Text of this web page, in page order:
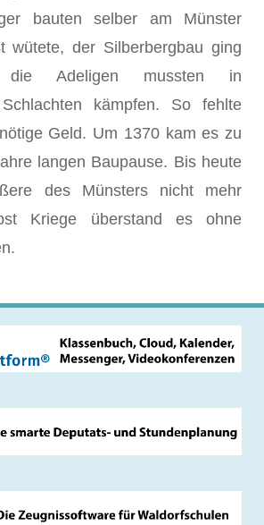
bauten selber am Münster
wütete, der Silberbergbau ging
Adeligen mussten in
kämpfen. So fehlte
Geld. Um 1370 kam es zu
langen Baupause. Bis heute
des Münsters nicht mehr
Kriege überstand es ohne